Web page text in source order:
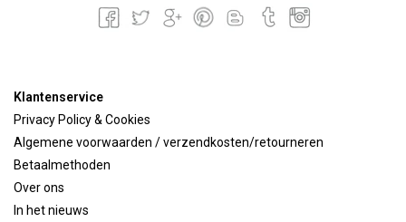
Klantenservice
Privacy Policy & Cookies
Algemene voorwaarden / verzendkosten/retourneren
Betaalmethoden
Over ons
In het nieuws